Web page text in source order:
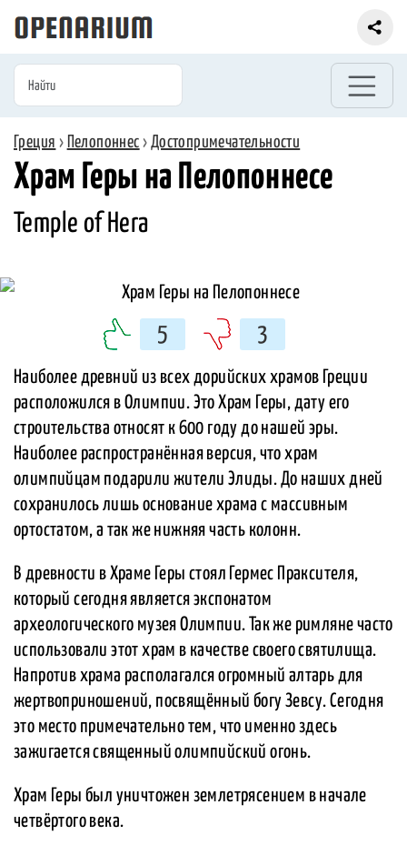
Греция › Пелопоннес › Достопримечательности
Храм Геры на Пелопоннесе
Temple of Hera
5 3
Наиболее древний из всех дорийских храмов Греции
расположился в Олимпии. Это Храм Геры, дату его
строительства относят к 600 году до нашей эры.
Наиболее распространённая версия, что храм
олимпийцам подарили жители Элиды. До наших дней
сохранилось лишь основание храма с массивным
ортостатом, а так же нижняя часть колонн.
В древности в Храме Геры стоял Гермес Праксителя,
который сегодня является экспонатом
археологического музея Олимпии. Так же римляне часто
использовали этот храм в качестве своего святилища.
Напротив храма располагался огромный алтарь для
жертвоприношений, посвящённый богу Зевсу. Сегодня
это место примечательно тем, что именно здесь
зажигается священный олимпийский огонь.
Храм Геры был уничтожен землетрясением в начале
четвёртого века.